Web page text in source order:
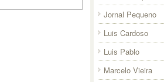
Jornal Pequeno
Luis Cardoso
Luis Pablo
Marcelo Vieira